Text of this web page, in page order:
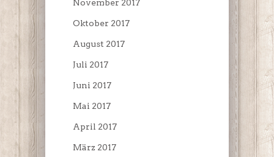
November 2017
Oktober 2017
August 2017
Juli 2017
Juni 2017
Mai 2017
April 2017
März 2017